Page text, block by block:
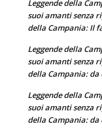
Leggende della
suoi amanti senza
della Campania: Il
Leggende della
suoi amanti senza
della Campania: da
Leggende della
suoi amanti senza
della Campania: da